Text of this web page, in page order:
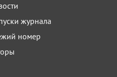
журнала
номер